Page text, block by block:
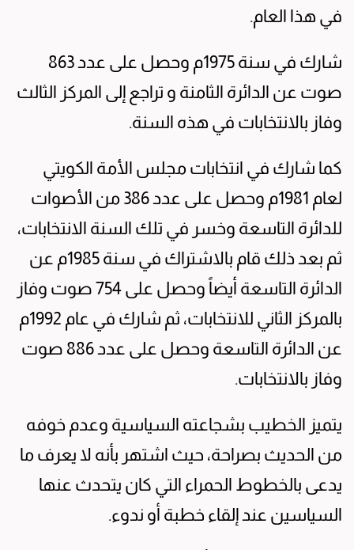
في هذا العام.
شارك في سنة 1975م وحصل على عدد 863
صوت عن الدائرة الثامنة و تراجع إلى المركز الثالث
وفاز بالانتخابات في هذه السنة.
كما شارك في انتخابات مجلس الأمة الكويتي
لعام 1981م وحصل على عدد 386 من الأصوات
للدائرة التاسعة وخسر في تلك السنة الانتخابات،
ثم بعد ذلك قام بالاشتراك في سنة 1985م عن
الدائرة التاسعة أيضاً وحصل على 754 صوت وفاز
بالمركز الثاني للانتخابات، ثم شارك في عام 1992م
عن الدائرة التاسعة وحصل على عدد 886 صوت
وفاز بالانتخابات.
يتميز الخطيب بشجاعته السياسية وعدم خوفه
من الحديث بصراحة، حيث اشتهر بأنه لا يعرف ما
يدعى بالخطوط الحمراء التي كان يتحدث عنها
السياسين عند إلقاء خطبة أو ندوء.